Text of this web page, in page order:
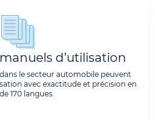
d’utilisation
le secteur automobile peuvent
avec exactitude et précision en
170 langues.